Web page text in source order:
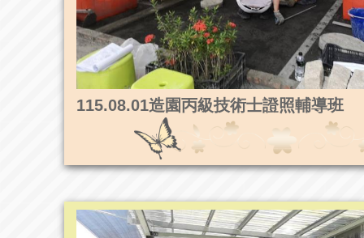
115.08.01造園丙級技術士證照輔導班